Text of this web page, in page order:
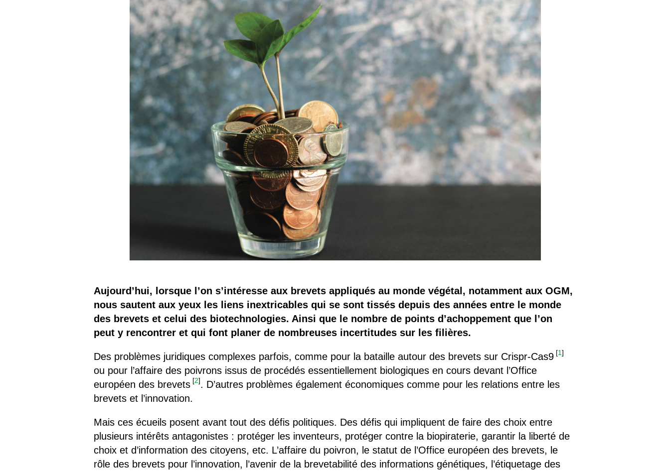
Il y a semence…. et semence
Quels sont les avantages et les inconvénients des OGM ?
Aujourd’hui, lorsque l’on s’intéresse aux brevets appliqués au monde végétal, notamment aux OGM,
nous sautent aux yeux les liens inextricables qui se sont tissés depuis des années entre le monde
des brevets et celui des biotechnologies. Ainsi que le nombre de points d’achoppement que l’on
peut y rencontrer et qui font planer de nombreuses incertitudes sur les filières.
Des problèmes juridiques complexes parfois, comme pour la bataille autour des brevets sur Crispr-Cas9 [1]
ou pour l’affaire des poivrons issus de procédés essentiellement biologiques en cours devant l’Office
européen des brevets [2]. D’autres problèmes également économiques comme pour les relations entre les
brevets et l’innovation.
Mais ces écueils posent avant tout des défis politiques. Des défis qui impliquent de faire des choix entre
plusieurs intérêts antagonistes : protéger les inventeurs, protéger contre la biopiraterie, garantir la liberté de
choix et d’information des citoyens, etc. L’affaire du poivron, le statut de l’Office européen des brevets, le
rôle des brevets pour l’innovation, l’avenir de la brevetabilité des informations génétiques, l’étiquetage des